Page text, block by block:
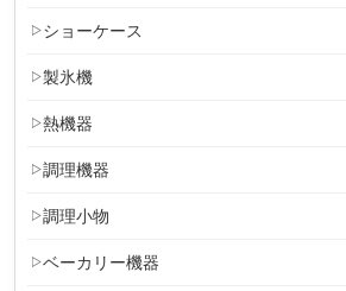
ショーケース
製氷機
熱機器
調理機器
調理小物
ベーカリー機器